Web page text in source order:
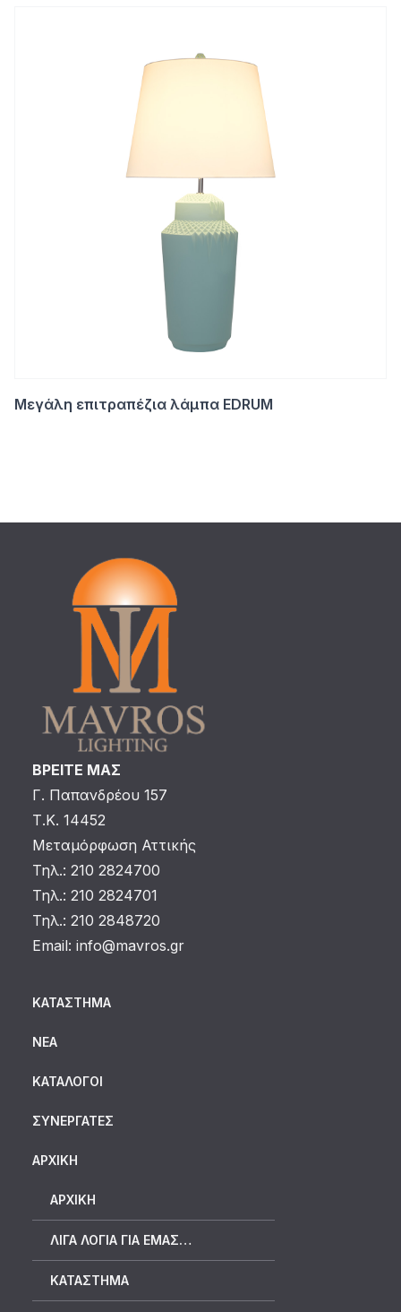
Μεγάλη επιτραπέζια λάμπα EDRUM
ΒΡΕΙΤΕ ΜΑΣ
Γ. Παπανδρέου 157
Τ.Κ. 14452
Μεταμόρφωση Αττικής
Τηλ.: 210 2824700
Τηλ.: 210 2824701
Τηλ.: 210 2848720
Email: info@mavros.gr
ΚΑΤΆΣΤΗΜΑ
ΝΈΑ
ΚΑΤΆΛΟΓΟΙ
ΣΥΝΕΡΓΆΤΕΣ
ΑΡΧΙΚΗ
ΑΡΧΙΚΉ
ΛΊΓΑ ΛΌΓΙΑ ΓΙΑ ΕΜΆΣ…
ΚΑΤΆΣΤΗΜΑ